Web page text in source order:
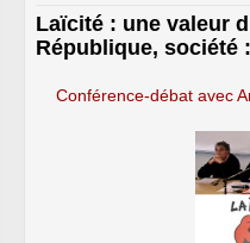
Laïcité : une valeur
République, société
Conférence-débat avec